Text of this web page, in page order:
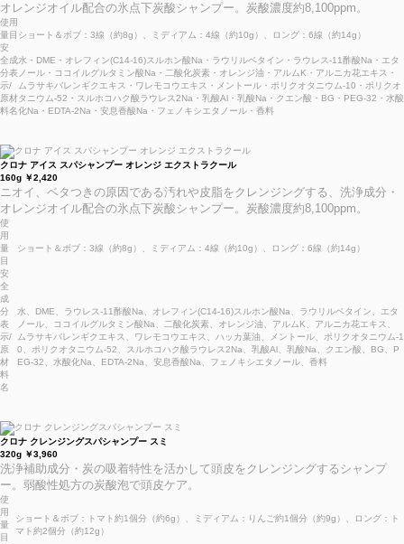
オレンジオイル配合の氷点下炭酸シャンプー。炭酸濃度約8,100ppm。
使用
量目
安
ショート＆ボブ：3線（約8g）、ミディアム：4線（約10g）、ロング：6線（約14g）
全成
分表
示/
原材
料名
水・DME・オレフィン(C14-16)スルホン酸Na・ラウリルベタイン・ラウレス-11酢酸Na・エタ
ノール・ココイルグルタミン酸Na・二酸化炭素・オレンジ油・アルムK・アルニカ花エキス・
ムラサキバレンギクエキス・ワレモコウエキス・メントール・ポリクオタニウム-10・ポリクオ
タニウム-52・スルホコハク酸ラウレス2Na・乳酸Al・乳酸Na・クエン酸・BG・PEG-32・水酸
化Na・EDTA-2Na・安息香酸Na・フェノキシエタノール・香料
クロナ アイス スパシャンプー オレンジ エクストラクール
160g ￥2,420
ニオイ、ベタつきの原因である汚れや皮脂をクレンジングする、洗浄成分・
オレンジオイル配合の氷点下炭酸シャンプー。炭酸濃度約8,100ppm。
使
用
量
目
安
ショート＆ボブ：3線（約8g）、ミディアム：4線（約10g）、ロング：6線（約14g）
全
成
分
表
示/
原
材
料
名
水、DME、ラウレス-11酢酸Na、オレフィン(C14-16)スルホン酸Na、ラウリルベタイン、エタ
ノール、ココイルグルタミン酸Na、二酸化炭素、オレンジ油、アルムK、アルニカ花エキス、
ムラサキバレンギクエキス、ワレモコウエキス、ハッカ葉油、メントール、ポリクオタニウム-1
0、ポリクオタニウム-52、スルホコハク酸ラウレス2Na、乳酸Al、乳酸Na、クエン酸、BG、P
EG-32、水酸化Na、EDTA-2Na、安息香酸Na、フェノキシエタノール、香料
クロナ クレンジングスパシャンプー スミ
320g ￥3,960
洗浄補助成分・炭の吸着特性を活かして頭皮をクレンジングするシャンプ
ー。弱酸性処方の炭酸泡で頭皮ケア。
使
用
量
目
ショート＆ボブ：トマト約1個分（約6g）、ミディアム：りんご約1個分（約9g）、ロング：ト
マト約2個分（約12g）